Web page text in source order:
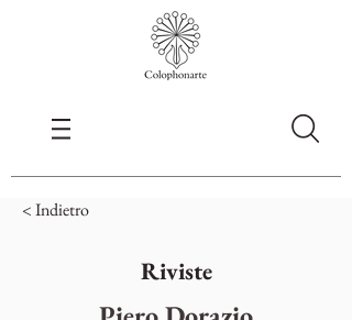
< Indietro
Riviste